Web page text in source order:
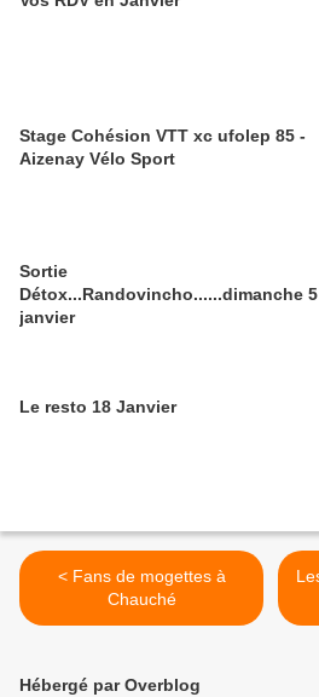
Stage Cohésion VTT xc ufolep 85 -
Aizenay Vélo Sport
Sortie
Détox...Randovincho......dimanche 5
janvier
Le resto 18 Janvier
< Fans de mogettes à
Chauché
Hébergé par Overblog